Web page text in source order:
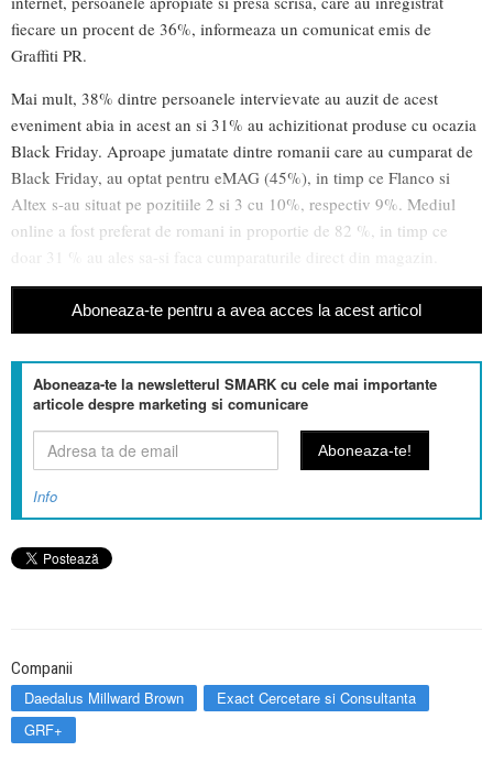
fiecare un procent de 36%, informeaza un comunicat emis de
Graffiti PR.
Mai mult, 38% dintre persoanele intervievate au auzit de acest
eveniment abia in acest an si 31% au achizitionat produse cu ocazia
Black Friday. Aproape jumatate dintre romanii care au cumparat de
Black Friday, au optat pentru eMAG (45%), in timp ce Flanco si
Altex s-au situat pe pozitiile 2 si 3 cu 10%, respectiv 9%. Mediul
online a fost preferat de romani in proportie de 82 %, in timp ce
doar 31 % au ales sa-si faca cumparaturile direct din magazin.
Aboneaza-te pentru a avea acces la acest articol
Aboneaza-te la newsletterul SMARK cu cele mai importante
articole despre marketing si comunicare
Info
Companii
Daedalus Millward Brown
Exact Cercetare si Consultanta
GRF+